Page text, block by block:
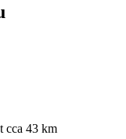
cca 43 km